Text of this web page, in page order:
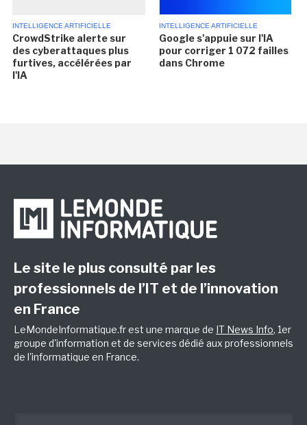
INTELLIGENCE ARTIFICIELLE
CrowdStrike alerte sur
des cyberattaques plus
furtives, accélérées par
l'IA
INTELLIGENCE ARTIFICIELLE
Google s'appuie sur l'IA
pour corriger 1 072 failles
dans Chrome
Le site le plus consulté par les
professionnels de l’IT et de l’innovation
en France
LeMondeInformatique.fr est une marque de IT News Info, 1er
groupe d'information et de services dédié aux professionnels
de l'informatique en France.